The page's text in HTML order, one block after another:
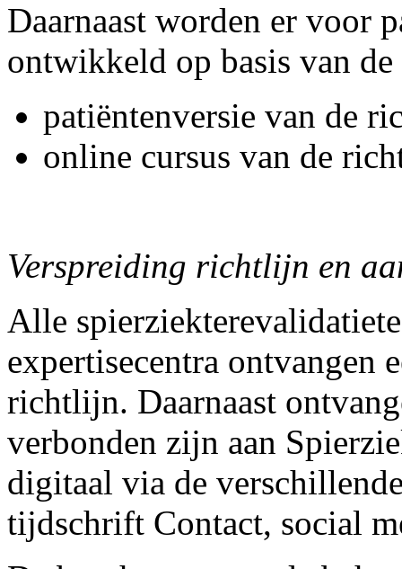
Daarnaast worden er voor
ontwikkeld op basis van
patiëntenversie van de
online cursus van de
Verspreiding richtlijn en
Alle
expertisecentra ontvangen
richtlijn. Daarnaast
verbonden zijn aan
digitaal via de
tijdschrift Contact, social